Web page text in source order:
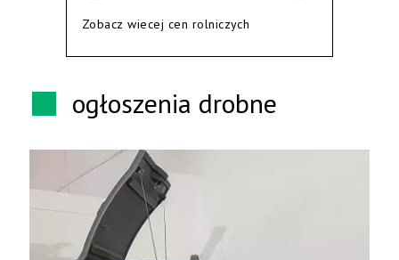
Zobacz wiecej cen rolniczych
ogłoszenia drobne